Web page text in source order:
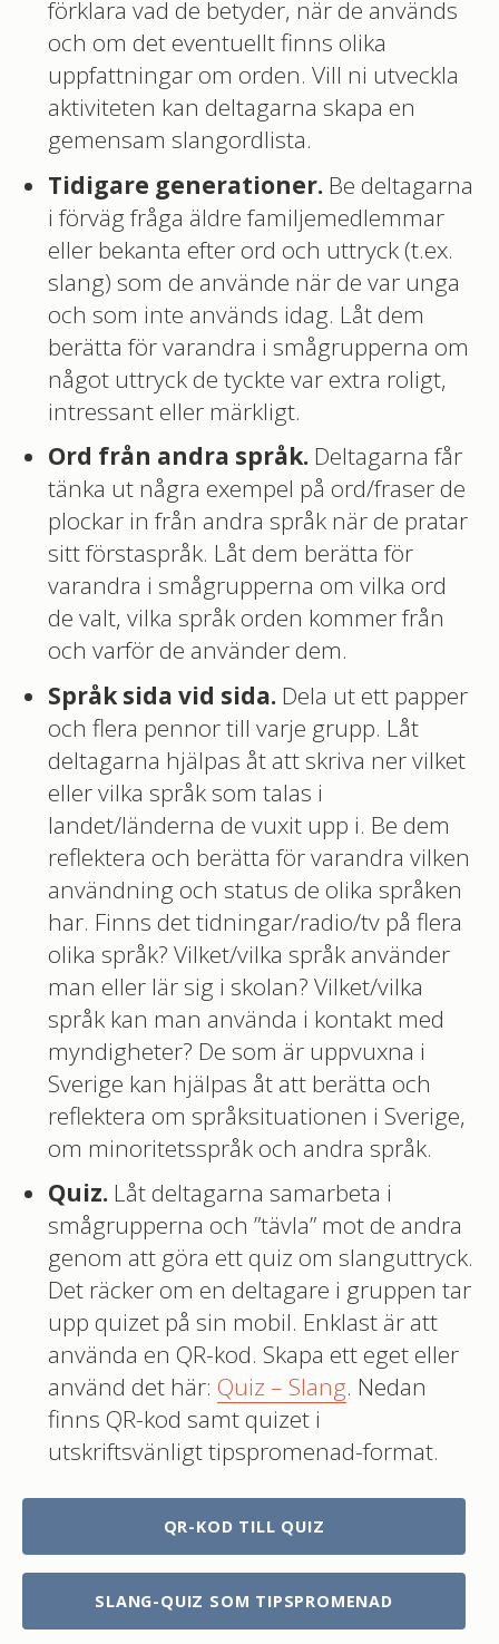
förklara vad de betyder, när de används
och om det eventuellt finns olika
uppfattningar om orden. Vill ni utveckla
aktiviteten kan deltagarna skapa en
gemensam slangordlista.
Tidigare generationer.Be deltagarna
i förväg fråga äldre familjemedlemmar
eller bekanta efter ord och uttryck (t.ex.
slang) som de använde när de var unga
och som inte används idag. Låt dem
berätta för varandra i smågrupperna om
något uttryck de tyckte var extra roligt,
intressant eller märkligt.
Ord från andra språk.Deltagarna får
tänka ut några exempel på ord/fraser de
plockar in från andra språk när de pratar
sitt förstaspråk. Låt dem berätta för
varandra i smågrupperna om vilka ord
de valt, vilka språk orden kommer från
och varför de använder dem.
Språk sida vid sida.Dela ut ett papper
och flera pennor till varje grupp. Låt
deltagarna hjälpas åt att skriva ner vilket
eller vilka språk som talas i
landet/länderna de vuxit upp i. Be dem
reflektera och berätta för varandra vilken
användning och status de olika språken
har. Finns det tidningar/radio/tv på flera
olika språk? Vilket/vilka språk använder
man eller lär sig i skolan? Vilket/vilka
språk kan man använda i kontakt med
myndigheter? De som är uppvuxna i
Sverige kan hjälpas åt att berätta och
reflektera om språksituationen i Sverige,
om minoritetsspråk och andra språk.
Quiz. Låt deltagarna samarbeta i
smågrupperna och ”tävla” mot de andra
genom att göra ett quiz om slanguttryck.
Det räcker om en deltagare i gruppen tar
upp quizet på sin mobil. Enklast är att
använda en QR-kod. Skapa ett eget eller
använd det här: Quiz – Slang. Nedan
finns QR-kod samt quizet i
utskriftsvänligt tipspromenad-format.
QR-KOD TILL QUIZ
SLANG-QUIZ SOM TIPSPROMENAD